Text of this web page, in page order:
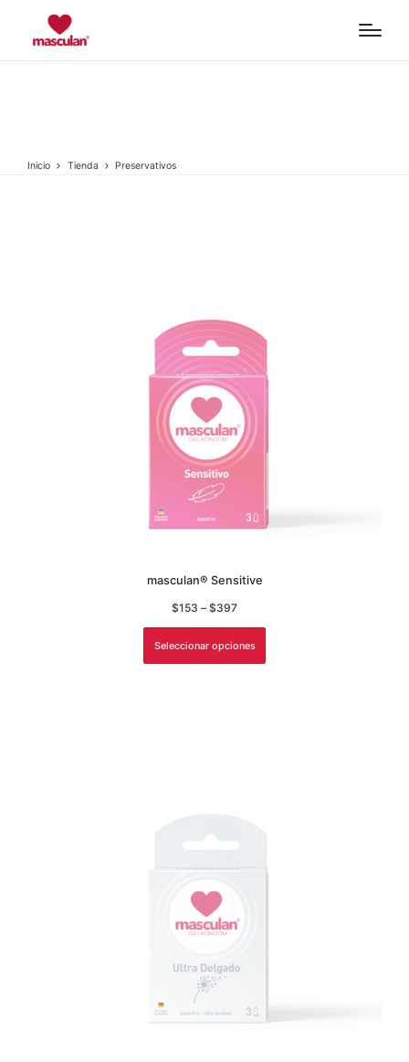
Inicio Tienda Preservativos
masculan® Sensitive
$153 – $397
Seleccionar opciones